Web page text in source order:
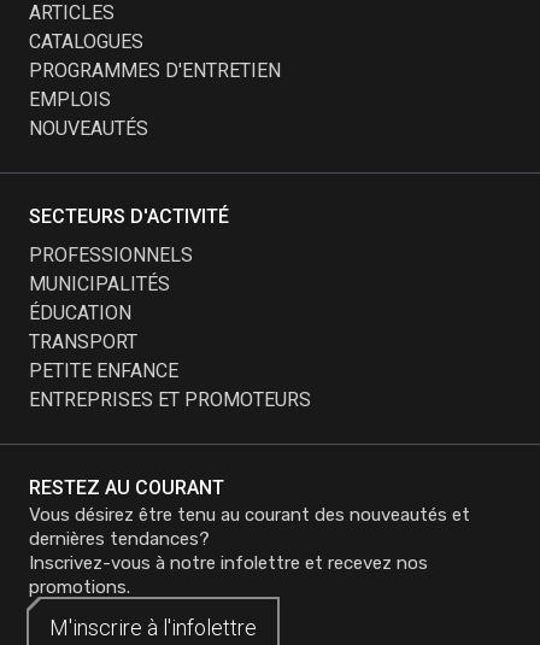
RESTEZ AU COURANT
Vous désirez être tenu au courant des nouveautés et
dernières tendances?
Inscrivez-vous à notre infolettre et recevez nos
promotions.
M'inscrire à l'infolettre
M'inscrire à l'infolettre
ARTICLES
CATALOGUES
PROGRAMMES D'ENTRETIEN
EMPLOIS
NOUVEAUTÉS
SECTEURS D'ACTIVITÉ
PROFESSIONNELS
MUNICIPALITÉS
ÉDUCATION
TRANSPORT
PETITE ENFANCE
ENTREPRISES ET PROMOTEURS